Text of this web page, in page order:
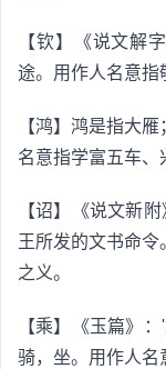
【钦】《说文解
途。用作人名意指
【鸿】鸿是指大
名意指学富五车、
【诏】《说文新
王所发的文书命
之义。
【乘】《玉篇》
骑，坐。用作人名